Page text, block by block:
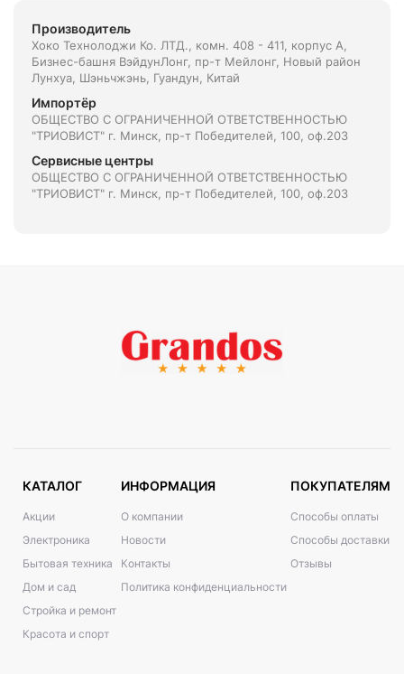
Производитель
Хоко Технолоджи Ко. ЛТД., комн. 408 - 411, корпус А,
Бизнес-башня ВэйдунЛонг, пр-т Мейлонг, Новый район
Лунхуа, Шэньчжэнь, Гуандун, Китай
Импортёр
ОБЩЕСТВО С ОГРАНИЧЕННОЙ ОТВЕТСТВЕННОСТЬЮ
"ТРИОВИСТ" г. Минск, пр-т Победителей, 100, оф.203
Сервисные центры
ОБЩЕСТВО С ОГРАНИЧЕННОЙ ОТВЕТСТВЕННОСТЬЮ
"ТРИОВИСТ" г. Минск, пр-т Победителей, 100, оф.203
КАТАЛОГ
Акции
Электроника
Бытовая техника
Дом и сад
Стройка и ремонт
Красота и спорт
ИНФОРМАЦИЯ
О компании
Новости
Контакты
Политика конфиденциальности
ПОКУПАТЕЛЯМ
Способы оплаты
Способы доставки
Отзывы